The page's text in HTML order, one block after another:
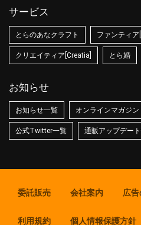
サービス
とらのあなクラフト ファンティア
クリエイティア[Creatia] とら婚
お知らせ
お知らせ一覧 オンラインマガジン
公式Twitter一覧 通販アップデー
委託販売 会社案内 広
利用規約 個人情報保護方針